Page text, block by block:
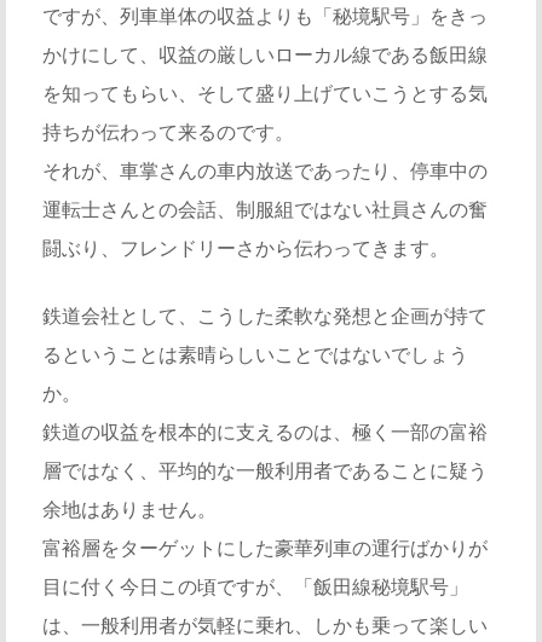
ですが、列車単体の収益よりも「秘境駅号」をきっ
かけにして、収益の厳しいローカル線である飯田線
を知ってもらい、そして盛り上げていこうとする気
持ちが伝わって来るのです。
それが、車掌さんの車内放送であったり、停車中の
運転士さんとの会話、制服組ではない社員さんの奮
闘ぶり、フレンドリーさから伝わってきます。
鉄道会社として、こうした柔軟な発想と企画が持て
るということは素晴らしいことではないでしょう
か。
鉄道の収益を根本的に支えるのは、極く一部の富裕
層ではなく、平均的な一般利用者であることに疑う
余地はありません。
富裕層をターゲットにした豪華列車の運行ばかりが
目に付く今日この頃ですが、「飯田線秘境駅号」
は、一般利用者が気軽に乗れ、しかも乗って楽しい